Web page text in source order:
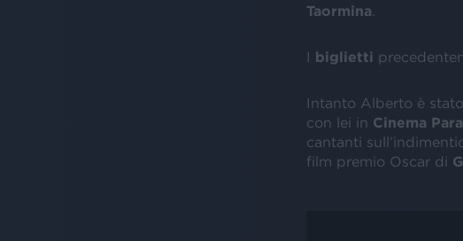
Taormina
I biglietti
Intanto Alberto è
con lei in Cinema
cantanti
film premio Oscar di